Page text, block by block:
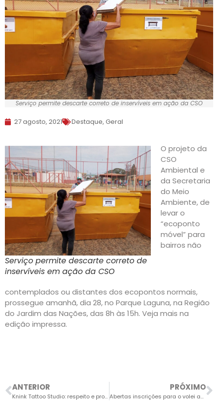
Serviço permite descarte correto de inservíveis em ação da CSO
27 agosto, 2021 Destaque, Geral
Serviço permite descarte correto de
inservíveis em ação da CSO
O projeto da
CSO
Ambiental e
da Secretaria
do Meio
Ambiente, de
levar o
“ecoponto
móvel” para
bairros não
contemplados ou distantes dos ecopontos normais,
prossegue amanhã, dia 28, no Parque Laguna, na Região
do Jardim das Nações, das 8h às 15h. Veja mais na
edição impressa.
ANTERIOR
Knink Tattoo Studio: respeito e profissionalismo a serviço da sua clientela
PRÓXIMO
Abertas inscrições para o volei adaptado no Centro Esportivo do Cecap